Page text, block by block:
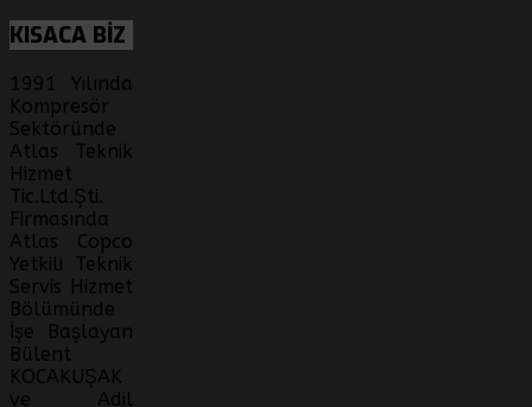
KISACA BİZ
1991 Yılında
Kompresör
Sektöründe
Atlas Teknik
Hizmet
Tic.Ltd.Şti.
Firmasında
Atlas Copco
Yetkili Teknik
Servis Hizmet
Bölümünde
İşe Başlayan
Bülent
KOCAKUŞAK
ve Adil